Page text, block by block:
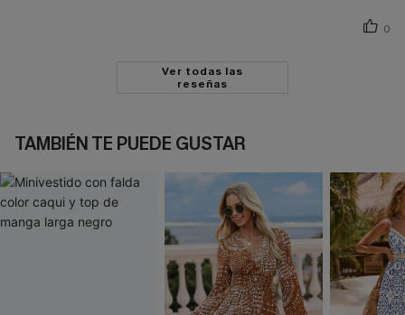
0
Ver todas las
reseñas
TAMBIÉN TE PUEDE GUSTAR